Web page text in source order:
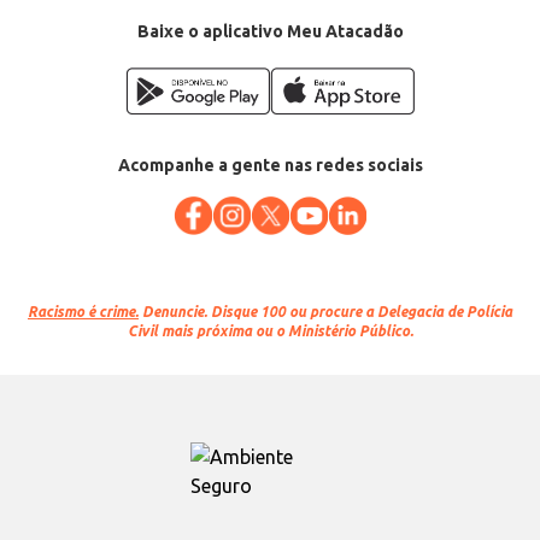
Baixe o aplicativo Meu Atacadão
Acompanhe a gente nas redes sociais
Racismo é crime. Denuncie. Disque 100 ou procure a Delegacia de Polícia
Civil mais próxima ou o Ministério Público.